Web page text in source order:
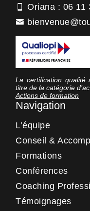
Oriana : 06 11
La certification qualité
titre de la catégorie
Actions de formation
Navigation
L’équipe
Conseil &
Formations
Conférences
Coaching
Témoignages